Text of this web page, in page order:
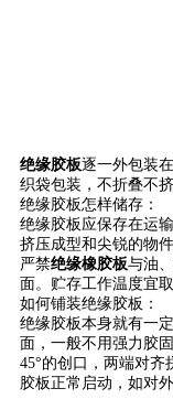
绝缘胶板逐一外包装
织袋包装，不折叠不
绝缘胶板怎样储存：
绝缘胶板应保存在运
挤压成型和尖锐的物件
严禁绝缘橡胶板与油
面。贮存工作温度宜
如何铺装绝缘胶板：
绝缘胶板本身就有一
面，一般不用强力胶
45°的创口，两端对
胶板正常启动，如对